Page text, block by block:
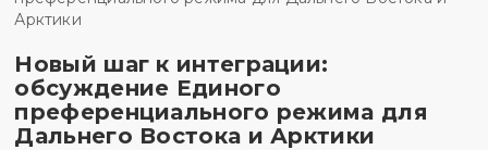
Новый шаг к интеграции:
обсуждение Единого
преференциального режима для
Дальнего Востока и Арктики